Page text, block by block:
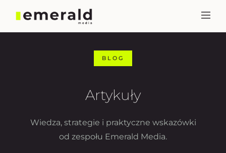
BLOG
Artykuły
Wiedza, strategie i praktyczne wskazówki
od zespołu Emerald Media.